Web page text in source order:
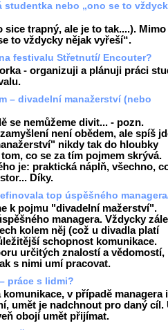
studentka nebo „ono se to
sice trapný, ale je to tak....).
to vždycky nějak vyřeší“.
festivalu Střetnutí/ Encouter?
- organizuji a plánuji práci
– divadelní manažerství (nebo
se nemůžeme divit... - pozn.
není obědem, ale spíš
nikdy tak do hloubky
co se za tím pojmem skrývá.
je: praktická náplň, všechno,
Díky.
top úspěšného
k pojmu "divadelní mažerství".
managera. Vždycky
kolem něj (což u divadla platí
schopnost komunikace.
určitých znalostí a vědomostí,
s nimi umí pracovat.
práce s lidmi?
v případě managera i
umět je nadchnout pro daný cíl.
obojí umět přijímat.